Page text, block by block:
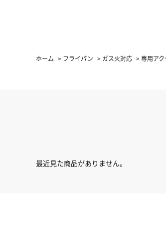
ホーム > フライパン > ガス火対応 >専用ア
最近見た商品がありません。